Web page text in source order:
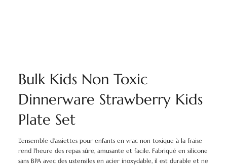
Bulk Kids Non Toxic
Dinnerware Strawberry Kids
Plate Set
L'ensemble d'assiettes pour enfants en vrac non toxique à la fraise
rend l'heure des repas sûre, amusante et facile. Fabriqué en silicone
sans BPA avec des ustensiles en acier inoxydable, il est durable et ne